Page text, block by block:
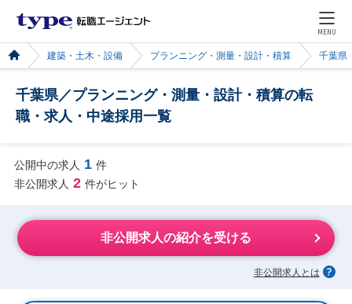
MENU
建築・土木・設備 プランニング・測量・設計・積算 千葉県
千葉県／プランニング・測量・設計・積算の転
職・求人・中途採用一覧
公開中の求人 1 件
非公開求人 2 件がヒット
非公開求人の紹介を受ける
非公開求人とは